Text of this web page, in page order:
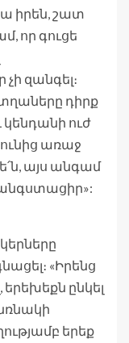
իրեն, շատ
որ գուցե
զանգել։
դիրք
կենդանի ուժ
առաջ
այս անգամ
«Իրենց
երեխեքն ընկել
երեք